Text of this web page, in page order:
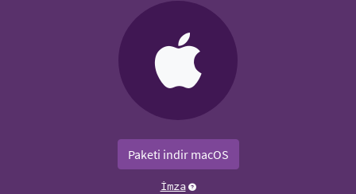
Paketi indir macOS
İmza